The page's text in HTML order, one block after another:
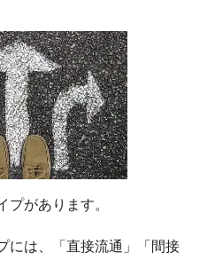
プがあります。
には、「直接流通」「間接